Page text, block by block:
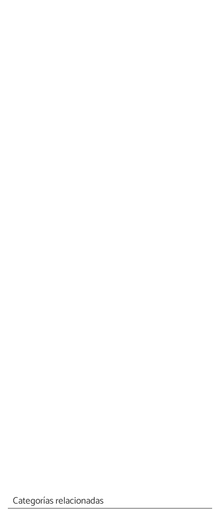
Categorías relacionadas